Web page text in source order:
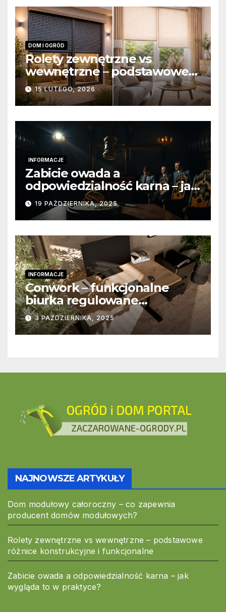
DOM I OGRÓD
Rolety zewnętrzne vs
wewnętrzne – podstawowe
różnice konstrukcyjne i
funkcjonalne
15 LUTEGO, 2026
INFORMACJE
Zabicie owada a
odpowiedzialność karna – jak
wygląda to w praktyce?
19 PAŹDZIERNIKA, 2025
INFORMACJE
Conwork – funkcjonalne
biurka regulowane
stworzone z myślą o
nowoczesnych
przestrzeniach pracy
3 PAŹDZIERNIKA, 2025
NAJNOWSZE ARTYKUŁY
Dom modułowy całoroczny – co zapewnia
producent domów modułowych?
Rolety zewnętrzne vs wewnętrzne – podstawowe
różnice konstrukcyjne i funkcjonalne
Zabicie owada a odpowiedzialność karna – jak
wygląda to w praktyce?